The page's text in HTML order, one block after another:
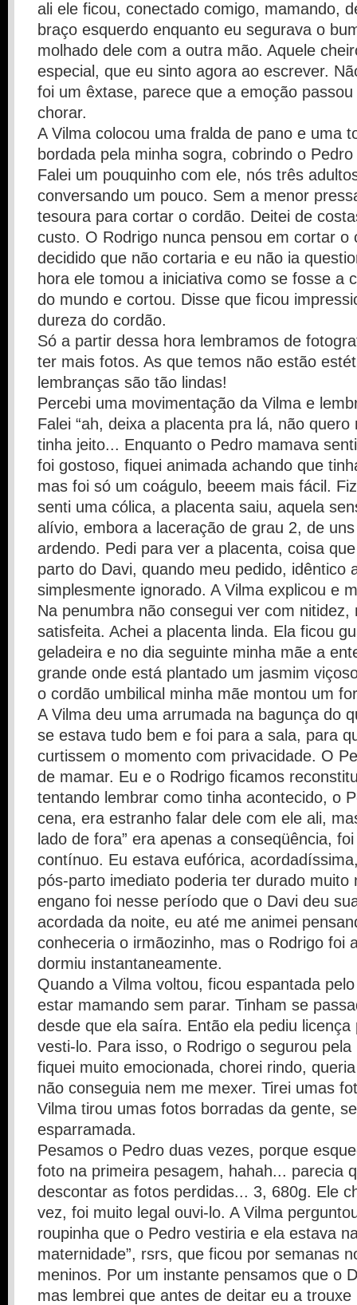
ali ele ficou, conectado comigo, mamando,
braço esquerdo enquanto eu segurava o
molhado dele com a outra mão. Aquele
especial, que eu sinto agora ao escrever.
foi um êxtase, parece que a emoção
chorar.
A Vilma colocou uma fralda de pano e uma
bordada pela minha sogra, cobrindo o
Falei um pouquinho com ele, nós três
conversando um pouco. Sem a menor
tesoura para cortar o cordão. Deitei de
custo. O Rodrigo nunca pensou em cortar o
decidido que não cortaria e eu não ia
hora ele tomou a iniciativa como se fosse a
do mundo e cortou. Disse que ficou
dureza do cordão.
Só a partir dessa hora lembramos de
ter mais fotos. As que temos não estão
lembranças são tão lindas!
Percebi uma movimentação da Vilma e
Falei “ah, deixa a placenta pra lá, não quero
tinha jeito... Enquanto o Pedro mamava
foi gostoso, fiquei animada achando que
mas foi só um coágulo, beeem mais fácil.
senti uma cólica, a placenta saiu, aquela
alívio, embora a laceração de grau 2, de
ardendo. Pedi para ver a placenta, coisa
parto do Davi, quando meu pedido, idêntico
simplesmente ignorado. A Vilma explicou e
Na penumbra não consegui ver com nitidez,
satisfeita. Achei a placenta linda. Ela ficou
geladeira e no dia seguinte minha mãe a
grande onde está plantado um jasmim
o cordão umbilical minha mãe montou um
A Vilma deu uma arrumada na bagunça do
se estava tudo bem e foi para a sala, para
curtissem o momento com privacidade. O
de mamar. Eu e o Rodrigo ficamos
tentando lembrar como tinha acontecido, o
cena, era estranho falar dele com ele ali,
lado de fora” era apenas a conseqüência,
contínuo. Eu estava eufórica,
pós-parto imediato poderia ter durado muito
engano foi nesse período que o Davi deu
acordada da noite, eu até me animei
conheceria o irmãozinho, mas o Rodrigo foi
dormiu instantaneamente.
Quando a Vilma voltou, ficou espantada
estar mamando sem parar. Tinham se
desde que ela saíra. Então ela pediu licença
vesti-lo. Para isso, o Rodrigo o segurou
fiquei muito emocionada, chorei rindo,
não conseguia nem me mexer. Tirei umas
Vilma tirou umas fotos borradas da gente,
esparramada.
Pesamos o Pedro duas vezes, porque
foto na primeira pesagem, hahah... parecia
descontar as fotos perdidas... 3, 680g. Ele
vez, foi muito legal ouvi-lo. A Vilma
roupinha que o Pedro vestiria e ela estava
maternidade”, rsrs, que ficou por semanas
meninos. Por um instante pensamos que o
mas lembrei que antes de deitar eu a trouxe